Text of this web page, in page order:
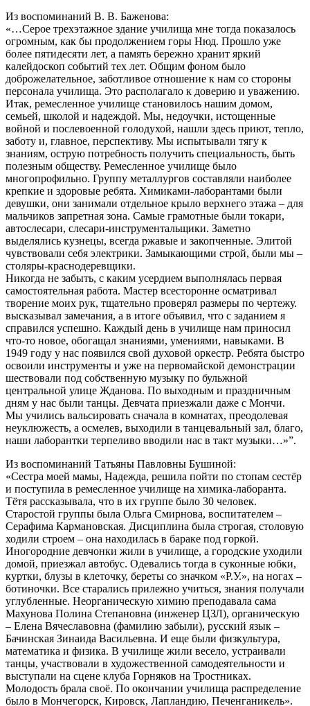
Из воспоминаний В. В. Баженова:
«…Серое трехэтажное здание училища мне тогда показалось
огромным, как бы продолжением горы Нюд. Прошло уже
более пятидесяти лет, а память бережно хранит яркий
калейдоскоп событий тех лет. Общим фоном было
доброжелательное, заботливое отношение к нам со стороны
персонала училища. Это располагало к доверию и уважению.
Итак, ремесленное училище становилось нашим домом,
семьей, школой и надеждой. Мы, недоучки, истощенные
войной и послевоенной голодухой, нашли здесь приют, тепло,
заботу и, главное, перспективу. Мы испытывали тягу к
знаниям, острую потребность получить специальность, быть
полезным обществу. Ремесленное училище было
многопрофильно. Группу металлургов составляли наиболее
крепкие и здоровые ребята. Химиками-лаборантами были
девушки, они занимали отдельное крыло верхнего этажа – для
мальчиков запретная зона. Самые грамотные были токари,
автослесари, слесари-инструментальщики. Заметно
выделялись кузнецы, всегда ржавые и закопченные. Элитой
чувствовали себя электрики. Замыкающими строй, были мы –
столяры-краснодеревщики.
Никогда не забыть, с каким усердием выполнялась первая
самостоятельная работа. Мастер всесторонне осматривал
творение моих рук, тщательно проверял размеры по чертежу.
высказывал замечания, а в итоге объявил, что с заданием я
справился успешно. Каждый день в училище нам приносил
что-то новое, обогащал знаниями, умениями, навыками. В
1949 году у нас появился свой духовой оркестр. Ребята быстро
освоили инструменты и уже на первомайской демонстрации
шествовали под собственную музыку по бульжной
центральной улице Жданова. По выходным и праздничным
дням у нас были танцы. Девчата приезжали даже с Мончи.
Мы учились вальсировать сначала в комнатах, преодолевая
неуклюжесть, а осмелев, выходили в танцевальный зал, благо,
наши лаборантки терпеливо вводили нас в такт музыки…»”.
Из воспоминаний Татьяны Павловны Бушиной:
«Сестра моей мамы, Надежда, решила пойти по стопам сестёр
и поступила в ремесленное училище на химика-лаборанта.
Тётя рассказывала, что в их группе было 30 человек.
Старостой группы была Ольга Смирнова, воспитателем –
Серафима Кармановская. Дисциплина была строгая, столовую
ходили строем – она находилась в бараке под горкой.
Иногородние девчонки жили в училище, а городские уходили
домой, приезжал автобус. Одевались тогда в суконные юбки,
куртки, блузы в клеточку, береты со значком «Р.У.», на ногах –
ботиночки. Все старались прилежно учиться, знания получали
углубленные. Неорганическую химию преподавала сама
Махунова Полина Степановна (инженер ЦЗЛ), органическую
– Елена Вячеславовна (фамилию забыли), русский язык –
Бачинская Зинаида Васильевна. И еще были физкультура,
математика и физика. В училище жили весело, устраивали
танцы, участвовали в художественной самодеятельности и
выступали на сцене клуба Горняков на Тростниках.
Молодость брала своё. По окончании училища распределение
было в Мончегорск, Кировск, Лапландию, Печенганикель».